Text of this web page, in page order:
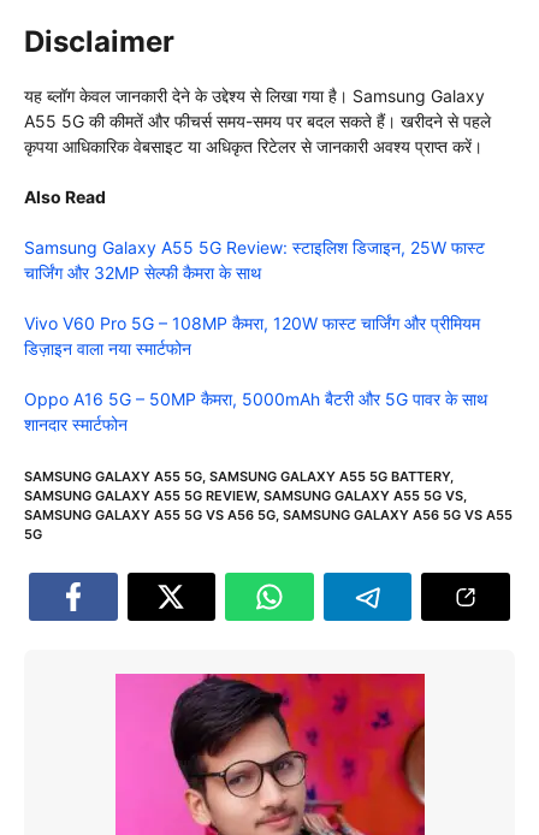
Disclaimer
यह ब्लॉग केवल जानकारी देने के उद्देश्य से लिखा गया है। Samsung Galaxy
A55 5G की कीमतें और फीचर्स समय-समय पर बदल सकते हैं। खरीदने से पहले
कृपया आधिकारिक वेबसाइट या अधिकृत रिटेलर से जानकारी अवश्य प्राप्त करें।
Also Read
Samsung Galaxy A55 5G Review: स्टाइलिश डिजाइन, 25W फास्ट
चार्जिंग और 32MP सेल्फी कैमरा के साथ
Vivo V60 Pro 5G – 108MP कैमरा, 120W फास्ट चार्जिंग और प्रीमियम
डिज़ाइन वाला नया स्मार्टफोन
Oppo A16 5G – 50MP कैमरा, 5000mAh बैटरी और 5G पावर के साथ
शानदार स्मार्टफोन
SAMSUNG GALAXY A55 5G, SAMSUNG GALAXY A55 5G BATTERY,
SAMSUNG GALAXY A55 5G REVIEW, SAMSUNG GALAXY A55 5G VS,
SAMSUNG GALAXY A55 5G VS A56 5G, SAMSUNG GALAXY A56 5G VS A55
5G